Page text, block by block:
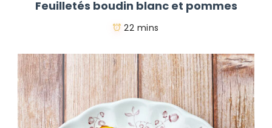
Feuilletés boudin blanc et pommes
22 mins